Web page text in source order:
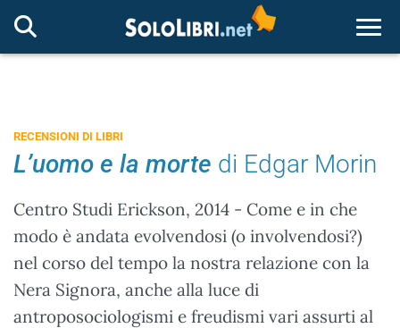
RECENSIONI DI LIBRI
L’uomo e la morte di Edgar Morin
Centro Studi Erickson, 2014 - Come e in che
modo è andata evolvendosi (o involvendosi?)
nel corso del tempo la nostra relazione con la
Nera Signora, anche alla luce di
antroposociologismi e freudismi vari assurti al